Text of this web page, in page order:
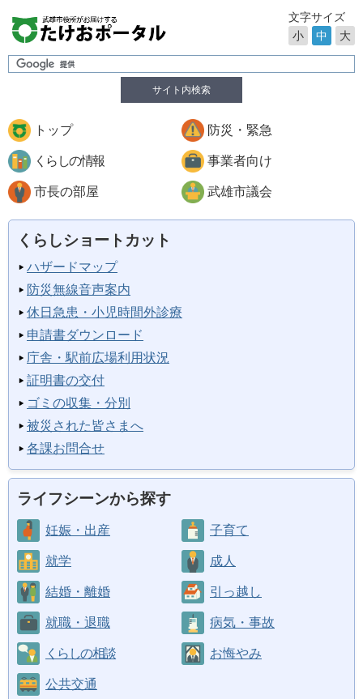
サイト内検索
文字サイズ
小
中 大
トップ 防災・緊急
くらしの情報 事業者向け
市長の部屋 武雄市議会
くらしショートカット
ハザードマップ
防災無線音声案内
休日急患・小児時間外診療
申請書ダウンロード
庁舎・駅前広場利用状況
証明書の交付
ゴミの収集・分別
被災された皆さまへ
各課お問合せ
ライフシーンから探す
妊娠・出産 子育て
就学 成人
結婚・離婚 引っ越し
就職・退職 病気・事故
くらしの相談 お悔やみ
公共交通